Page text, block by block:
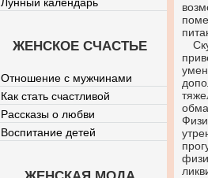
ЖЕНСКОЕ СЧАСТЬЕ
Отношение с мужчинами
Как стать счастливой
Рассказы о любви
Воспитание детей